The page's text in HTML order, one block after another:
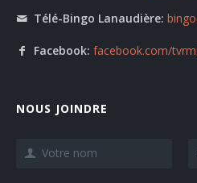
Télé-Bingo Lanaudière:
Facebook: facebook.com/
NOUS JOINDRE